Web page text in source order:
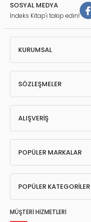
SOSYAL MEDYA
İndeks Kitap'ı takip edin!
KURUMSAL
SÖZLEŞMELER
ALIŞVERİŞ
POPÜLER MARKALAR
POPÜLER KATEGORİLER
MÜŞTERİ HİZMETLERİ